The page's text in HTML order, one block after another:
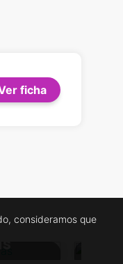
ficha
y
consideramos que